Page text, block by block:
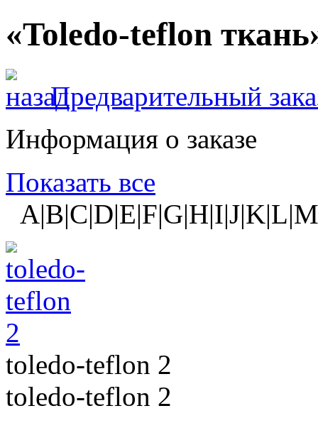
«Toledo-teflon
Предварительный
Информация о заказе
Показать все
toledo-teflon 2
toledo-teflon 2